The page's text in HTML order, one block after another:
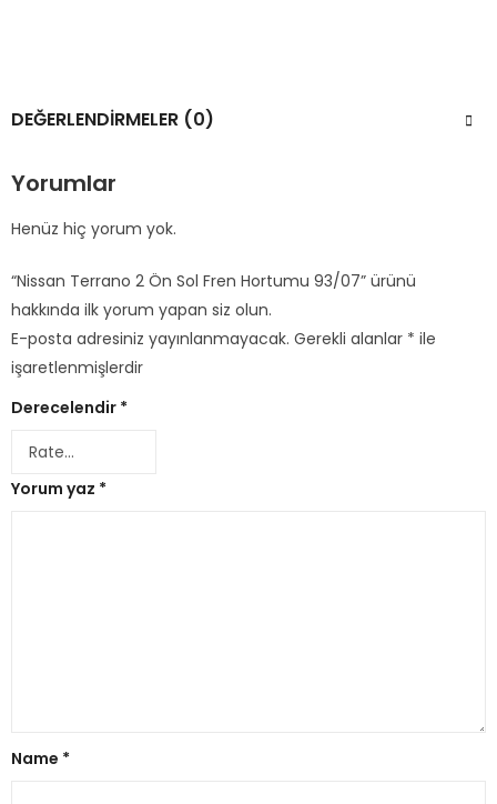
DEĞERLENDIRMELER (0)
Yorumlar
Henüz hiç yorum yok.
“Nissan Terrano 2 Ön Sol Fren Hortumu 93/07” ürünü
hakkında ilk yorum yapan siz olun.
E-posta adresiniz yayınlanmayacak. Gerekli alanlar * ile
işaretlenmişlerdir
Derecelendir *
Yorum yaz *
Name *